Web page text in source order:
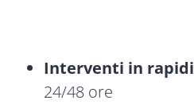
Interventi in rapidi
24/48 ore